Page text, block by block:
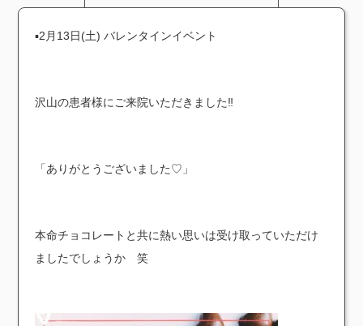
▪︎2月13日(土) バレンタインイベント
沢山の患者様にご来院いただきました‼︎
「ありがとうございました♡」
本命チョコレートと共に熱い思いは受け取っていただけ
ましたでしょうか 笑